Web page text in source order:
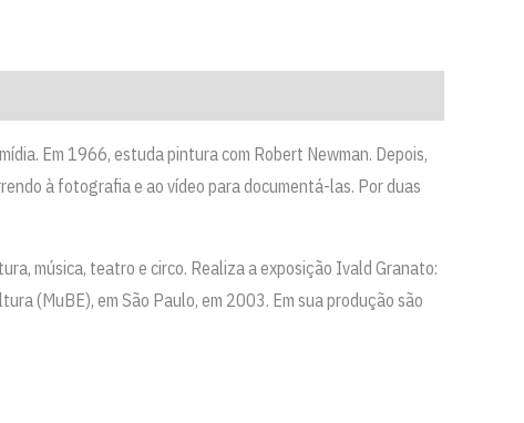
Em 1966, estuda pintura com Robert Newman. Depois,
à fotografia e ao vídeo para documentá-las. Por duas
música, teatro e circo. Realiza a exposição Ivald Granato:
(MuBE), em São Paulo, em 2003. Em sua produção são